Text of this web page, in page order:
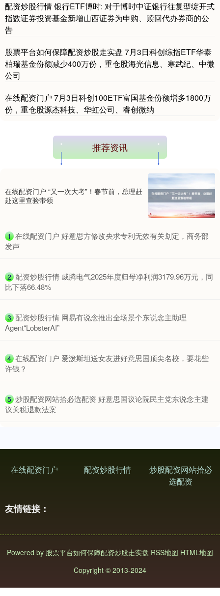
配资炒股行情 银行ETF博时: 对于博时中证银行往复型绽开式
指数证券投资基金新增山西证券为申购、赎回代办券商的公
告
股票平台如何保障配资炒股走实盘 7月3日科创综指ETF华泰
柏瑞基金份额减少400万份，重仓股海光信息、寒武纪、中微
公司
在线配资门户 7月3日科创100ETF富国基金份额增多1800万
份，重仓股源杰科技、华虹公司、睿创微纳
推荐资讯
在线配资门户 “又一次大考”！春节前，总理赶
赴这里查验带领
1 ​在线配资门户 好意思方修改央求专利无效有关划定，商务部
发声
2 ​配资炒股行情 威腾电气2025年度归母净利润3179.96万元，同
比下落66.48%
3 ​配资炒股行情 网易有说念推出全场景个东说念主助理
Agent“LobsterAI”
4 ​在线配资门户 爱泼斯坦送女友进好意思国顶尖名校，要花些
许钱？
5 ​炒股配资网站拾必选配资 好意思国议论院民主党东说念主建
议关税退款法案
在线配资门户 配资炒股行情
炒股配资网站拾必
选配资
友情链接：
Powered by 股票平台如何保障配资炒股走实盘 RSS地图 HTML地图
Copyright © 2013-2024